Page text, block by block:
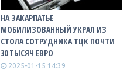
НА ЗАКАРПАТЬЕ
МОБИЛИЗОВАННЫЙ УКРАЛ ИЗ
СТОЛА СОТРУДНИКА ТЦК ПОЧТИ
30 ТЫСЯЧ ЕВРО
2025-01-15 14:39